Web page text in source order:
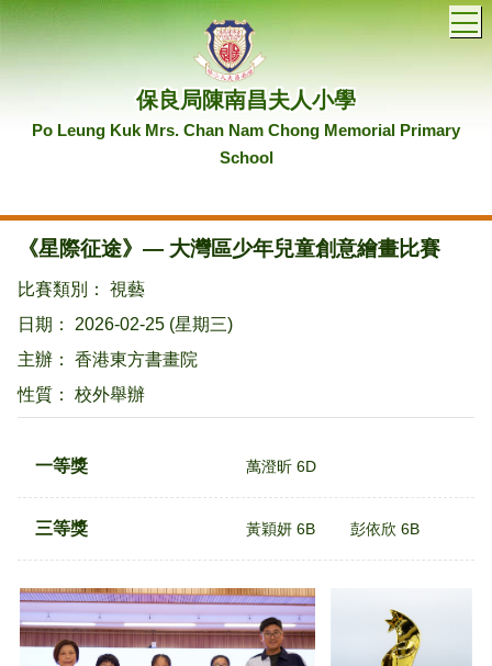
保良局陳南昌夫人小學
Po Leung Kuk Mrs. Chan Nam Chong Memorial Primary
School
《星際征途》— 大灣區少年兒童創意繪畫比賽
比賽類別： 視藝
日期： 2026-02-25 (星期三)
主辦： 香港東方書畫院
性質： 校外舉辦
一等獎 萬澄昕 6D
三等獎 黃穎妍 6B 彭依欣 6B